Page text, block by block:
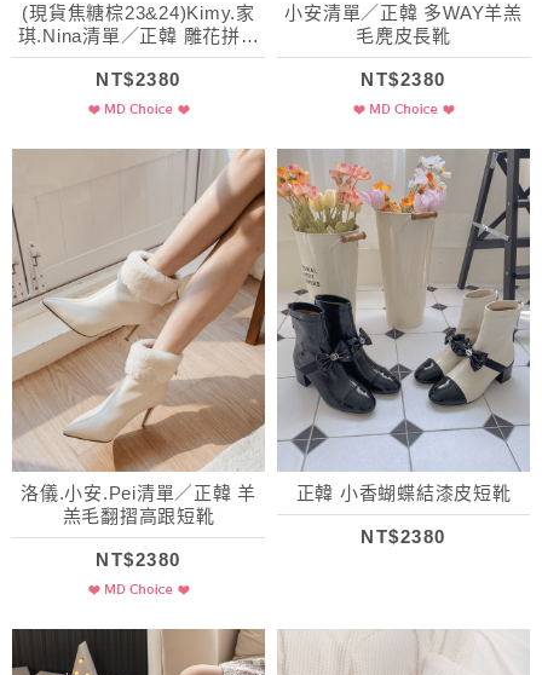
(現貨焦糖棕23&24)Kimy.家
琪.Nina清單／正韓 雕花拼接
彈力短靴
NT$2380
小安清單／正韓 多WAY羊羔
毛麂皮長靴
NT$2380
洛儀.小安.Pei清單／正韓 羊
羔毛翻摺高跟短靴
NT$2380
正韓 小香蝴蝶結漆皮短靴
NT$2380